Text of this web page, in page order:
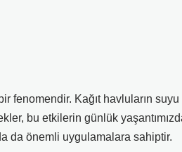
fenomendir. Kağıt havluların suyu
bu etkilerin günlük
da önemli uygulamalara sahiptir.